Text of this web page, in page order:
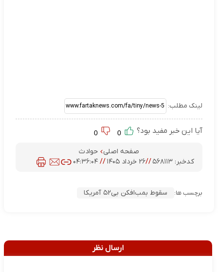
لینک مطلب:
آیا این خبر مفید بود؟
صفحه اصلی
حوادث
کدخبر:۵۶۸۱۱۳ //۲۶ خرداد ۱۴۰۵ //۰۴:۳۶:۰۴
برچسب ها: سقوط بمب‌افکن بی۵۲ آمریکا
ارسال نظر